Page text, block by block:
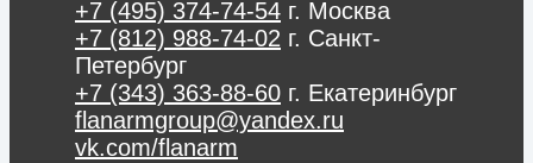
+7 (495) 374-74-54 г. Москва
+7 (812) 988-74-02 г. Санкт-
Петербург
+7 (343) 363-88-60 г. Екатеринбург
flanarmgroup@yandex.ru
vk.com/flanarm